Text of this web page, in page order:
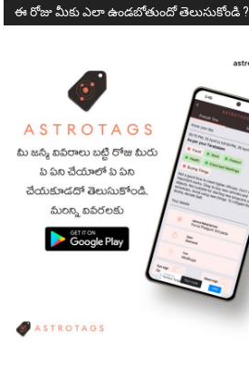
ఈ రోజు మీకు ఎలా ఉండబోతుందో తెలుసుకోండి ?